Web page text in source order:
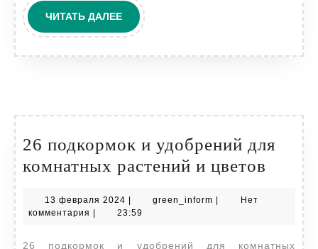
ЧИТАТЬ ДАЛЕЕЧИТАТЬ
ДАЛЕЕ
26 подкормок и удобрений для
комнатных растений и цветов
13 февраля 2024 13
февраля
green_inform green_inform
Нет
комментария
23:59
26 подкормок и удобрений для комнатных